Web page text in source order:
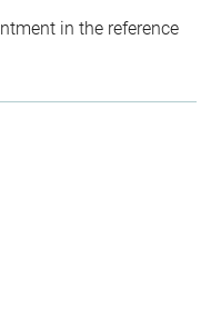
in the reference